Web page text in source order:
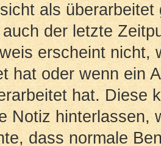
als
der letzte
erscheint nicht,
hat oder wenn ein
hat. Diese
Notiz hinterlassen,
dass normale